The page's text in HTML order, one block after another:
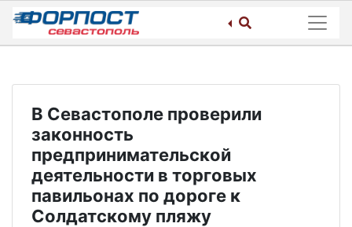
Skip
content
В Севастополе проверили
законность
предпринимательской
деятельности в торговых
павильонах по дороге к
Солдатскому пляжу